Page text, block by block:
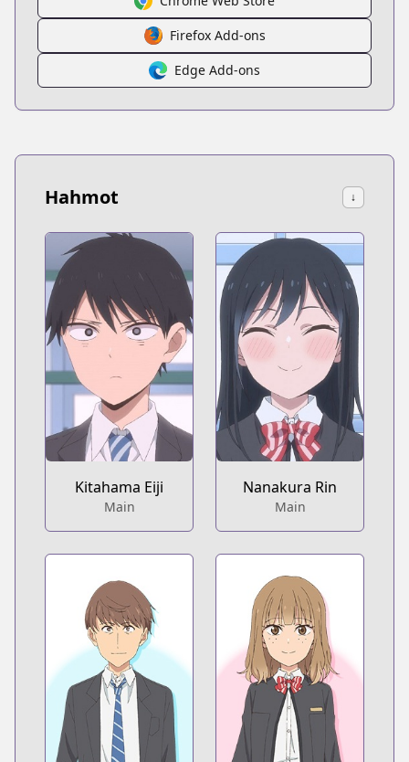
Firefox Add-ons
Edge Add-ons
Hahmot ↓
Kitahama Eiji
Main
Nanakura Rin
Main